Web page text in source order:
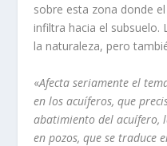
sobre esta zona donde
infiltra hacia el subsuelo.
la naturaleza, pero
«Afecta seriamente el
en los acuíferos, que
abatimiento del acuífero,
en pozos, que se traduce